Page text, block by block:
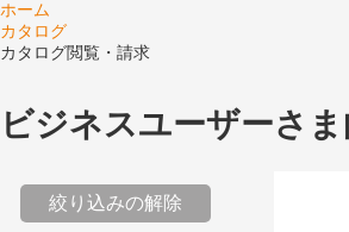
ホーム
カタログ
カタログ閲覧・請求
ビジネスユーザーさ
絞り込みの解除